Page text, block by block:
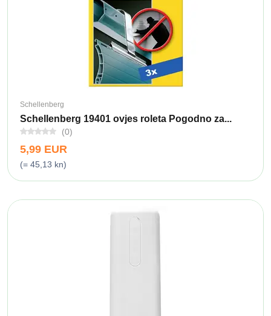
Schellenberg
Schellenberg 19401 ovjes roleta Pogodno za...
(0)
5,99 EUR
(= 45,13 kn)